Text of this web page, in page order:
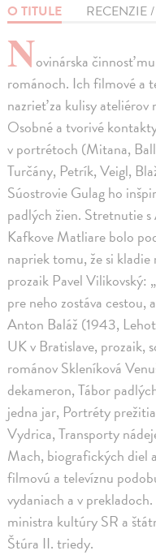
O TITULE RECENZIE
Novinárska činnosť
románoch. Ich filmové a
nazrieť za kulisy
Osobné a tvorivé
v portrétoch (Mitana,
Turčány, Petrík, Veigl,
Súostrovie Gulag ho
padlých žien. Stretnutie
Kafkove Matliare bolo
napriek tomu, že si
prozaik Pavel Vilikovský:
pre neho zostáva cestou,
Anton Baláž (1943,
UK v Bratislave, prozaik,
románov Skleníková
dekameron, Tábor
jedna jar, Portréty
Vydrica, Transporty
Mach, biografických diel
filmovú a televíznu
vydaniach a v
ministra kultúry SR a
Štúra II. triedy.